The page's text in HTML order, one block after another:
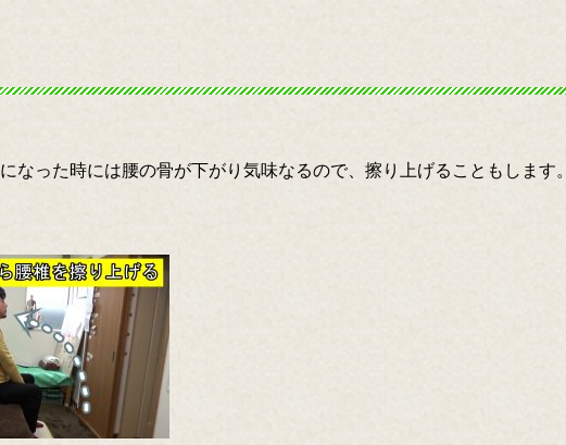
になった時には腰の骨が下がり気味なるので、擦り上げることもします。